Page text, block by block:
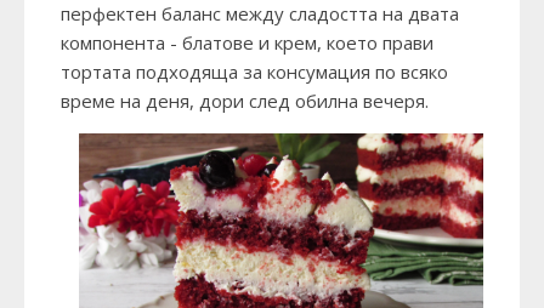
перфектен баланс между сладостта на двата
компонента - блатове и крем, което прави
тортата подходяща за консумация по всяко
време на деня, дори след обилна вечеря.